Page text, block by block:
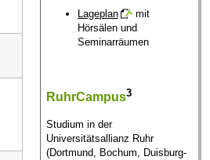
Lageplan
mit
Hörsälen und
Seminarräumen
RuhrCampus3
Studium in der
Universitätsallianz Ruhr
(Dortmund, Bochum, Duisburg-